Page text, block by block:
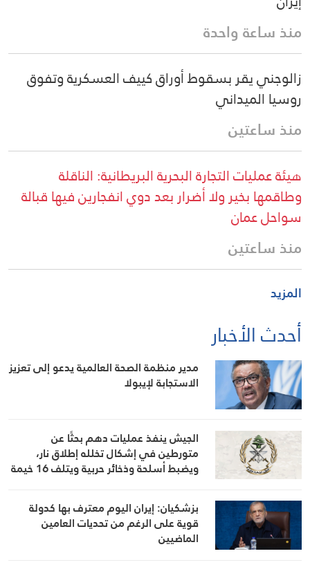
منذ ساعة واحدة
زالوجني يقر بسقوط أوراق كييف العسكرية وتفوق
روسيا الميداني
منذ ساعتين
هيئة عمليات التجارة البحرية البريطانية: الناقلة
وطاقمها بخير ولا أضرار بعد دوي انفجارين فيها قبالة
سواحل عمان
منذ ساعتين
المزيد
أحدث الأخبار
مدير منظمة الصحة العالمية يدعو إلى تعزيز
الاستجابة لإيبولا
الجيش ينفذ عمليات دهم بحثًا عن
متورطين في إشكال تخلله إطلاق نار،
ويضبط أسلحة وذخائر حربية ويتلف 16 خيمة
بزشكيان: إيران اليوم معترف بها كدولة
قوية على الرغم من تحديات العامين
الماضيين